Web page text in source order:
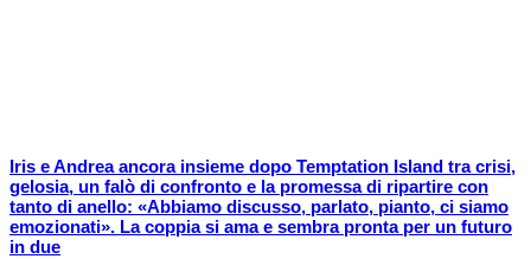
Iris e Andrea ancora insieme dopo Temptation Island tra crisi,
gelosia, un falò di confronto e la promessa di ripartire con
tanto di anello: «Abbiamo discusso, parlato, pianto, ci siamo
emozionati». La coppia si ama e sembra pronta per un futuro
in due